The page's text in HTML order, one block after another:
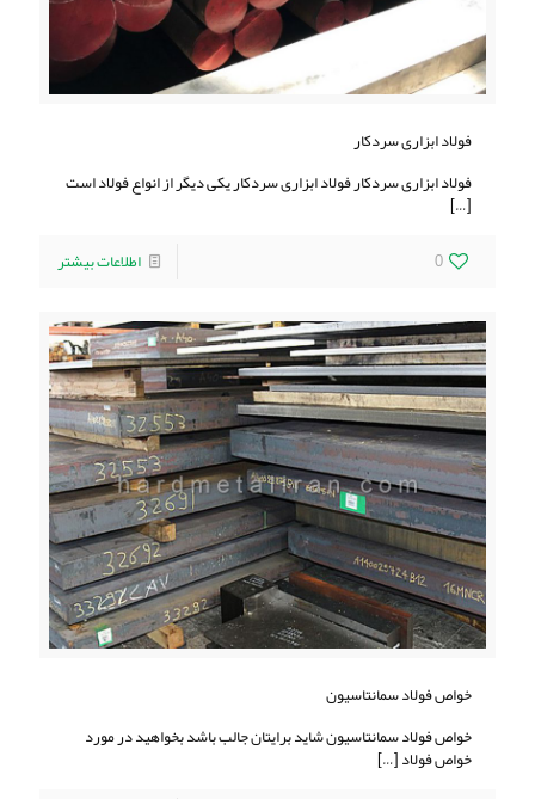
فولاد ابزاری سردکار
فولاد ابزاری سردکار فولاد ابزاری سردکار یکی دیگر از انواع فولاد است
[…]
0
اطلاعات بیشتر
خواص فولاد سمانتاسیون
خواص فولاد سمانتاسیون شاید برایتان جالب باشد بخواهید در مورد
خواص فولاد[…]